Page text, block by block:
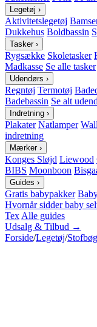
Legetøj ›
Aktivitetslegetøj
Dukkehus Boldbassin
Tasker ›
Rygsække Skoletasker
Madkasse Se alle tasker
Udendørs ›
Regntøj Termotøj
Badebassin Se alt
Indretning ›
Plakater Natlamper
indretning
Mærker ›
Konges Sløjd Liewood
BIBS Moonboon
Guides ›
Gratis babypakker
Hvornår sidder baby
Tex Alle guides
Udsalg & Tilbud →
Forside/Legetøj/